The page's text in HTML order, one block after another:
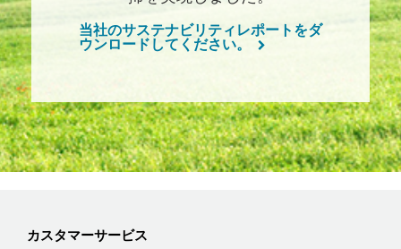
当社のサステナビリティレポートをダ
ウンロードしてください。
カスタマーサービス